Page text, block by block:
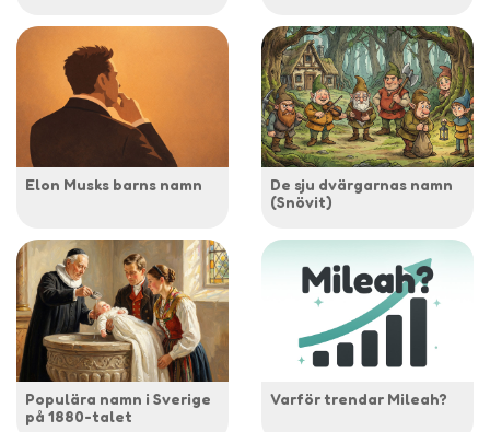
Elon Musks barns namn
De sju dvärgarnas namn
(Snövit)
Populära namn i Sverige
på 1880-talet
Varför trendar Mileah?